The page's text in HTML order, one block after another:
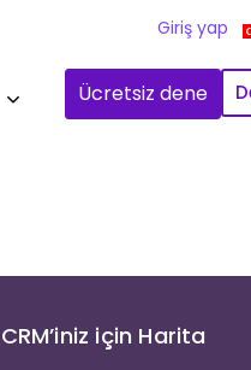
Giriş yap
Ücretsiz dene
CRM’iniz için Harita